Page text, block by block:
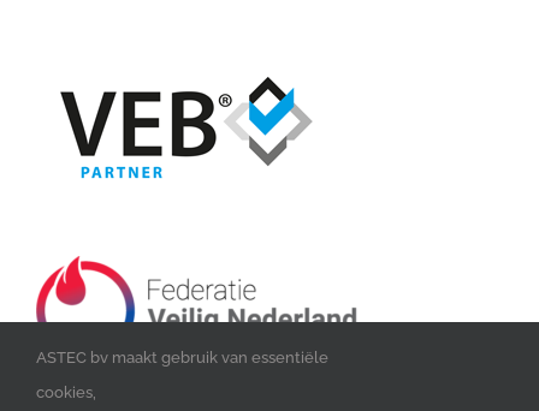
ASTEC bv maakt gebruik van essentiële
cookies,